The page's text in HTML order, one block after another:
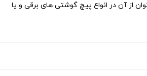
از آن در انواع پیچ گوشتی های برقی و یا